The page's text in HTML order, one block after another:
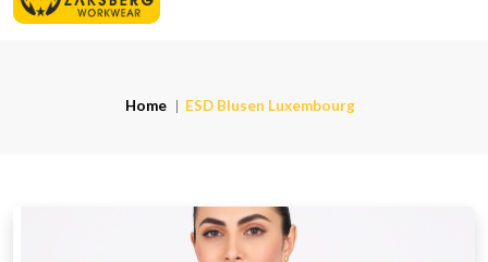
Home ESD Blusen Luxembourg